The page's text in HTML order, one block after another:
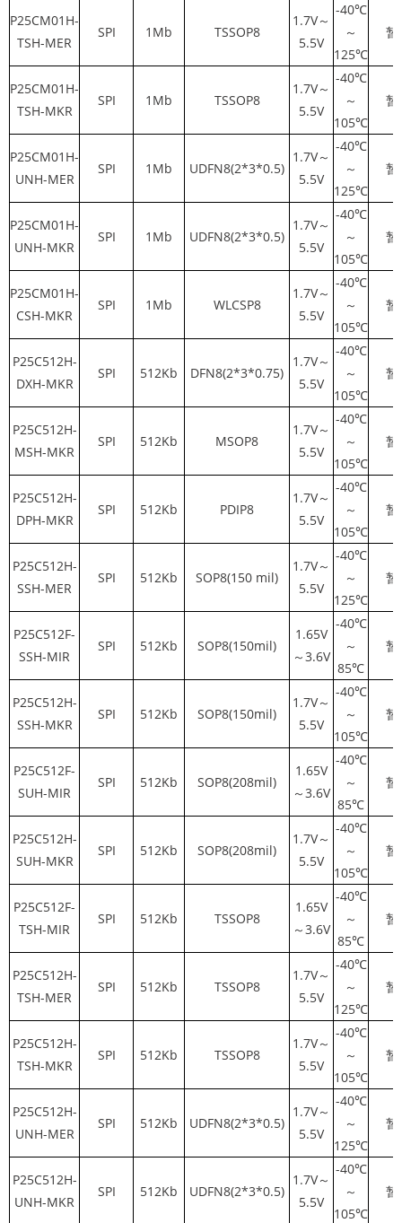
P25CM01H-
TSH-MER
SPI 1Mb TSSOP8
1.7V～
5.5V
-40℃
～
125℃
暂
P25CM01H-
TSH-MKR
SPI 1Mb TSSOP8
1.7V～
5.5V
-40℃
～
105℃
暂
P25CM01H-
UNH-MER
SPI 1Mb UDFN8(2*3*0.5)
1.7V～
5.5V
-40℃
～
125℃
暂
P25CM01H-
UNH-MKR
SPI 1Mb UDFN8(2*3*0.5)
1.7V～
5.5V
-40℃
～
105℃
暂
P25CM01H-
CSH-MKR
SPI 1Mb WLCSP8
1.7V～
5.5V
-40℃
～
105℃
暂
P25C512H-
DXH-MKR
SPI 512Kb DFN8(2*3*0.75)
1.7V～
5.5V
-40℃
～
105℃
暂
P25C512H-
MSH-MKR
SPI 512Kb MSOP8
1.7V～
5.5V
-40℃
～
105℃
暂
P25C512H-
DPH-MKR
SPI 512Kb PDIP8
1.7V～
5.5V
-40℃
～
105℃
暂
P25C512H-
SSH-MER
SPI 512Kb SOP8(150 mil)
1.7V～
5.5V
-40℃
～
125℃
暂
P25C512F-
SSH-MIR
SPI 512Kb SOP8(150mil)
1.65V
～3.6V
-40℃
～
85℃
暂
P25C512H-
SSH-MKR
SPI 512Kb SOP8(150mil)
1.7V～
5.5V
-40℃
～
105℃
暂
P25C512F-
SUH-MIR
SPI 512Kb SOP8(208mil)
1.65V
～3.6V
-40℃
～
85℃
暂
P25C512H-
SUH-MKR
SPI 512Kb SOP8(208mil)
1.7V～
5.5V
-40℃
～
105℃
暂
P25C512F-
TSH-MIR
SPI 512Kb TSSOP8
1.65V
～3.6V
-40℃
～
85℃
暂
P25C512H-
TSH-MER
SPI 512Kb TSSOP8
1.7V～
5.5V
-40℃
～
125℃
暂
P25C512H-
TSH-MKR
SPI 512Kb TSSOP8
1.7V～
5.5V
-40℃
～
105℃
暂
P25C512H-
UNH-MER
SPI 512Kb UDFN8(2*3*0.5)
1.7V～
5.5V
-40℃
～
125℃
暂
P25C512H-
UNH-MKR
SPI 512Kb UDFN8(2*3*0.5)
1.7V～
5.5V
-40℃
～
105℃
暂